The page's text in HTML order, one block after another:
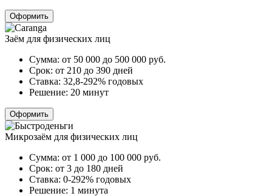
Оформить
Заём для физических лиц
Сумма: от 50 000 до 500 000 руб.
Срок: от 210 до 390 дней
Ставка: 32,8-292% годовых
Решение: 20 минут
Оформить
Микрозаём для физических лиц
Сумма: от 1 000 до 100 000 руб.
Срок: от 3 до 180 дней
Ставка: 0-292% годовых
Решение: 1 минута